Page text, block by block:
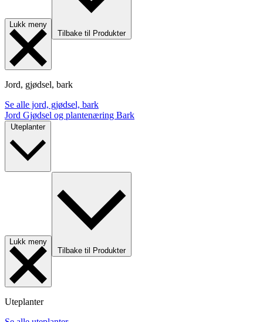
Lukk meny
Tilbake til Produkter
Jord, gjødsel, bark
Se alle jord, gjødsel, bark
Jord Gjødsel og plantenæring Bark
Uteplanter
Lukk meny
Tilbake til Produkter
Uteplanter